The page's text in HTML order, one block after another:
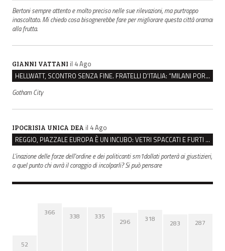
Bertoni sempre attento e molto preciso nelle sue rilevazioni, ma purtroppo
inascoltato. Mi chiedo cosa bisognerebbe fare per migliorare questa città oramai
alla frutta.
GIANNI VATTANI il 4 Ago
HELLWATT, SCONTRO SENZA FINE. FRATELLI D’ITALIA: “MILANI PORTA DOCUMENTI, DE FRANCO INSULTI”
Gotham City
IPOCRISIA UNICA DEA il 4 Ago
REGGIO, PIAZZALE EUROPA È UN INCUBO: VETRI SPACCATI E FURTI SULLE AUTO IN SOSTA
L'inazione delle forze dell'ordine e dei politicanti sm1dollati porterà ai giustizieri,
a quel punto chi avrà il coraggio di incolparli? Si può pensare
52
366 338 335
296 318 283 287